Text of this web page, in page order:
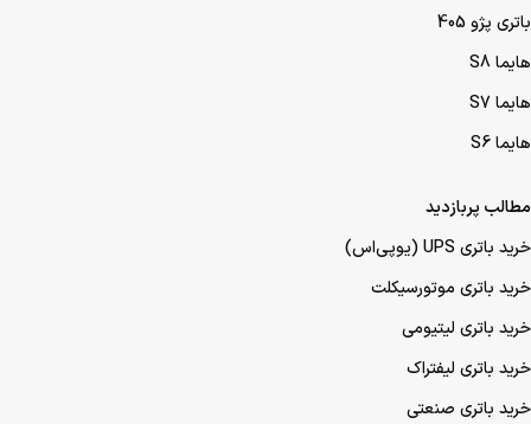
باتری پژو 405
هایما S8
هایما S7
هایما S6
مطالب پربازدید
خرید باتری UPS (یو‌پی‌اس)
خرید باتری موتورسیکلت
خرید باتری لیتیومی
خرید باتری لیفتراک
خرید باتری صنعتی